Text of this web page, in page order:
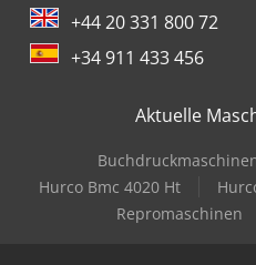
+44 20 331 800 72
+34 911 433 456
Aktuelle
Hurco Bmc 4020 Ht
Repromaschinen